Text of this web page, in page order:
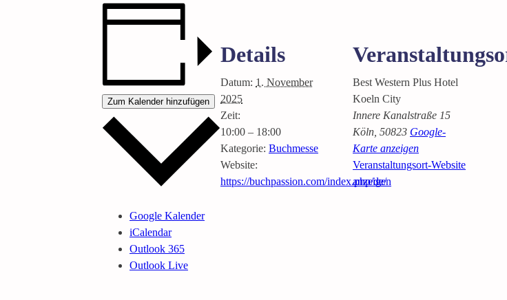
Zum Kalender hinzufügen
Google Kalender
iCalendar
Outlook 365
Outlook Live
Details
Datum: 1. November
2025
Zeit:
10:00 – 18:00
Kategorie: Buchmesse
Website:
https://buchpassion.com/index.php/de/
Best Western Plus Hotel
Koeln City
Innere Kanalstraße 15
Köln, 50823 Google-
Karte anzeigen
Veranstaltungsort-Website
anzeigen